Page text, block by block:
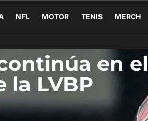
NFL MOTOR TENIS MERCH
en el
la LVBP